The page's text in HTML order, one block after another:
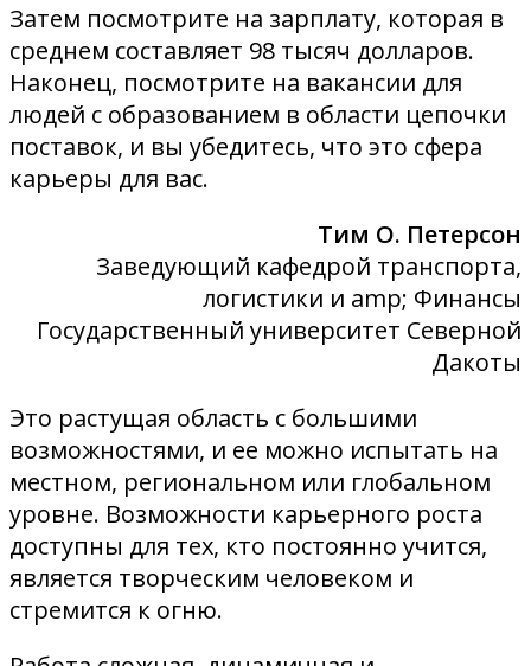
Затем посмотрите на зарплату, которая в
среднем составляет 98 тысяч долларов.
Наконец, посмотрите на вакансии для
людей с образованием в области цепочки
поставок, и вы убедитесь, что это сфера
карьеры для вас.
Тим О. Петерсон
Заведующий кафедрой транспорта,
логистики и amp; Финансы
Государственный университет Северной
Дакоты
Это растущая область с большими
возможностями, и ее можно испытать на
местном, региональном или глобальном
уровне. Возможности карьерного роста
доступны для тех, кто постоянно учится,
является творческим человеком и
стремится к огню.